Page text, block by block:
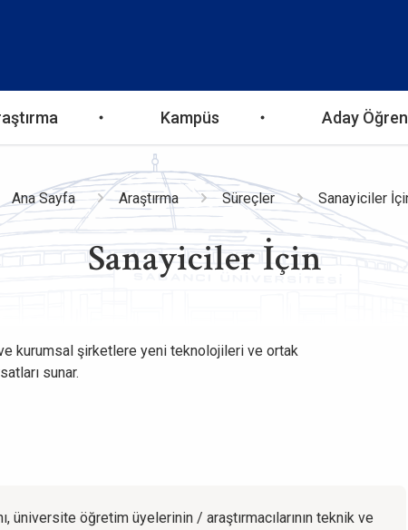
Kampüs Aday
Ana Sayfa Araştırma Süreçler Sanayiciler
Sanayiciler İçin
kurumsal şirketlere yeni teknolojileri ve ortak
sunar.
üniversite öğretim üyelerinin / araştırmacılarının teknik ve